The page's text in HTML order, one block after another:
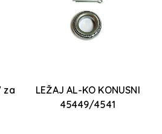
za
LEŽAJ AL-KO KONUSNI
45449/4541